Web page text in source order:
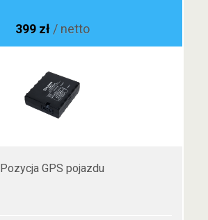
399 zł / netto
Pozycja GPS pojazdu